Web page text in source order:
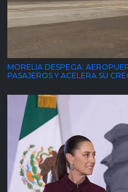
MORELIA DESPEGA:
PASAJEROS Y ACELERA SU